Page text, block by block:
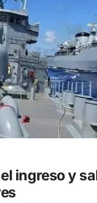
ingreso y